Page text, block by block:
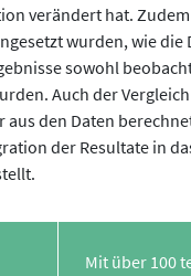
verändert hat.
wurden, wie
sowohl
Auch der
aus den Daten
der Resultate in
Mit über 100